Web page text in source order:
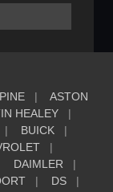
ASTON
HEALEY
BUICK
DAIMLER
DS